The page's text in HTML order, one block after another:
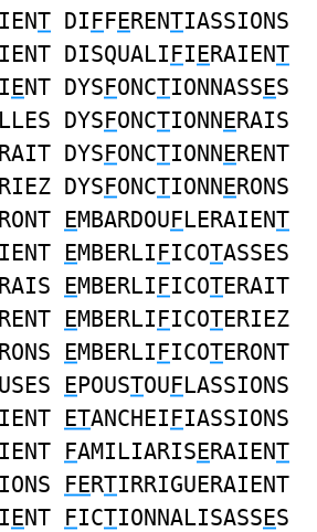
T DIFFERENTIASSIONS
DISQUALIFIERAIENT
ENT DYSFONCTIONNASSES
LLES DYSFONCTIONNERAIS
RAIT DYSFONCTIONNERENT
RIEZ DYSFONCTIONNERONS
RONT EMBARDOUFLERAIENT
EMBERLIFICOTASSES
EMBERLIFICOTERAIT
EMBERLIFICOTERIEZ
EMBERLIFICOTERONT
EPOUSTOUFLASSIONS
ETANCHEIFIASSIONS
FAMILIARISERAIENT
FERTIRRIGUERAIENT
ENT FICTIONNALISASSES